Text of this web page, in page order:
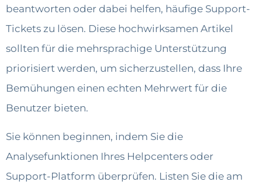
beantworten oder dabei helfen, häufige Support-
Tickets zu lösen. Diese hochwirksamen Artikel
sollten für die mehrsprachige Unterstützung
priorisiert werden, um sicherzustellen, dass Ihre
Bemühungen einen echten Mehrwert für die
Benutzer bieten.
Sie können beginnen, indem Sie die
Analysefunktionen Ihres Helpcenters oder
Support-Platform überprüfen. Listen Sie die am